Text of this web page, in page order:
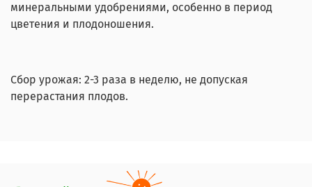
минеральными удобрениями, особенно в период
цветения и плодоношения.
Сбор урожая: 2-3 раза в неделю, не допуская
перерастания плодов.